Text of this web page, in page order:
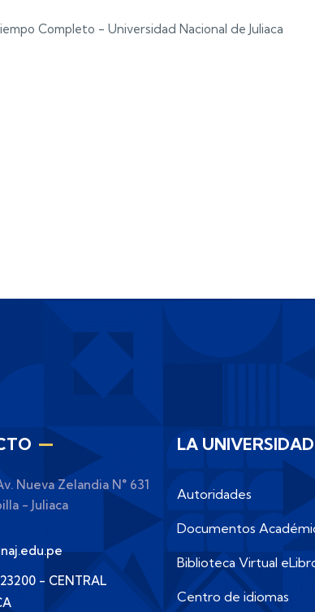
Completo - Universidad Nacional de Juliaca
Nueva Zelandia N° 631
- Juliaca
- CENTRAL
LA UNIVERSIDAD
Autoridades
Documentos
Biblioteca Virtual
Centro de idiomas